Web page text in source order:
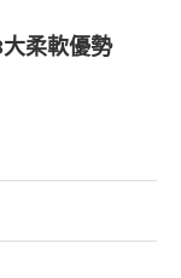
柔軟優勢